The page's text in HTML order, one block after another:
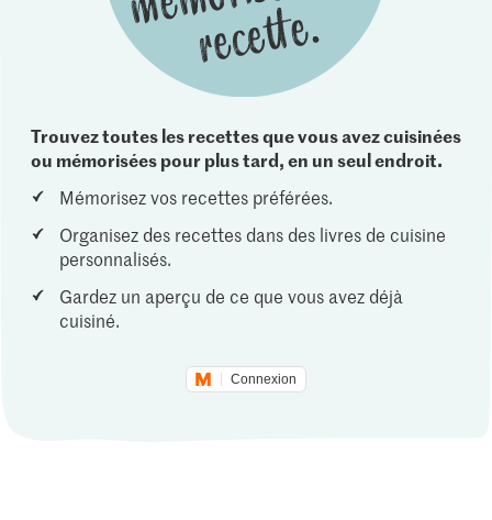
Trouvez toutes les recettes que vous avez cuisinées
ou mémorisées pour plus tard, en un seul endroit.
Mémorisez vos recettes préférées.
Organisez des recettes dans des livres de cuisine
personnalisés.
Gardez un aperçu de ce que vous avez déjà
cuisiné.
Connexion